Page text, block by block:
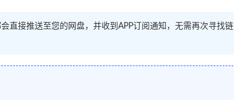
直接推送至您的网盘，并收到APP订阅通知，无需再次寻找链